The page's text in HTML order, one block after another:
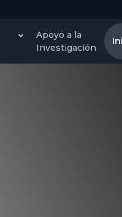
Apoyo a la
Investigación